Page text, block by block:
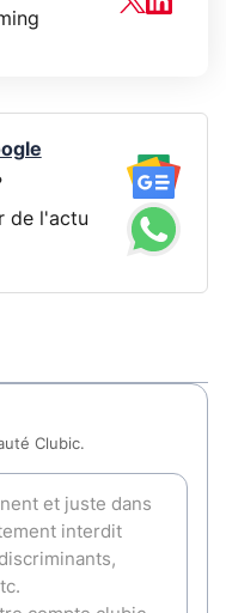
de l'actu
Clubic.